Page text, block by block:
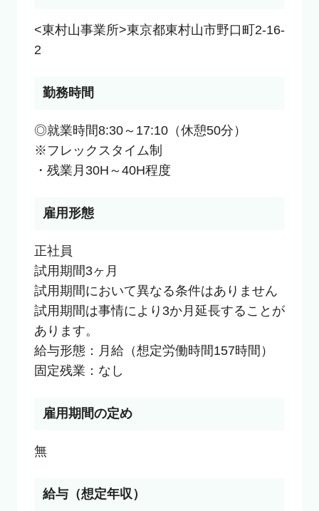
<東村山事業所>東京都東村山市野口町2-16-
2
勤務時間
◎就業時間8:30～17:10（休憩50分）
※フレックスタイム制
・残業月30H～40H程度
雇用形態
正社員
試用期間3ヶ月
試用期間において異なる条件はありません
試用期間は事情により3か月延長することが
あります。
給与形態：月給（想定労働時間157時間）
固定残業：なし
雇用期間の定め
無
給与（想定年収）